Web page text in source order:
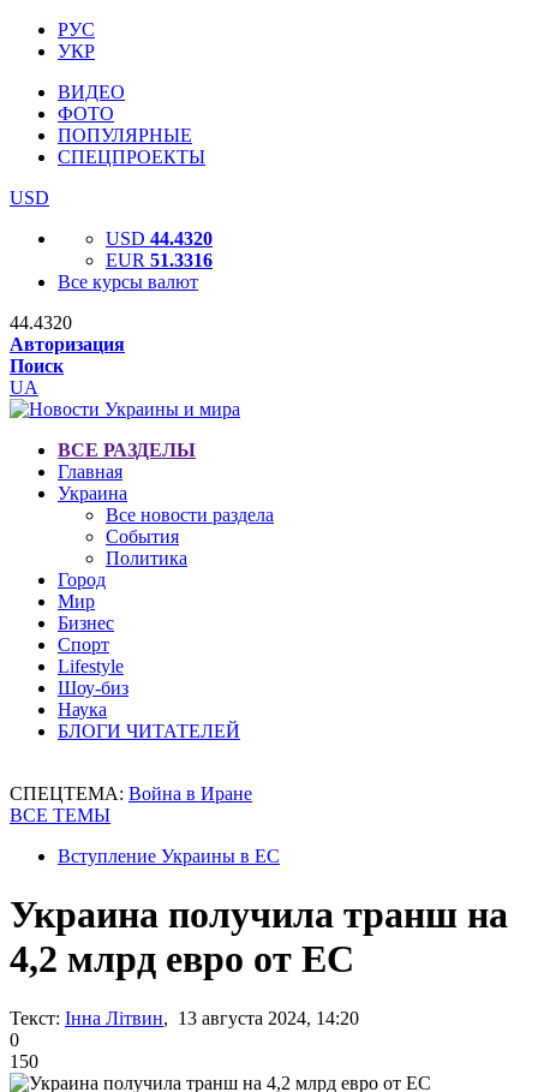
РУС
УКР
ВИДЕО
ФОТО
ПОПУЛЯРНЫЕ
СПЕЦПРОЕКТЫ
USD
USD 44.4320
EUR 51.3316
Все курсы валют
44.4320
Авторизация
Поиск
UA
ВСЕ РАЗДЕЛЫ
Главная
Украина
Все новости раздела
События
Политика
Город
Мир
Бизнес
Спорт
Lifestyle
Шоу-биз
Наука
БЛОГИ ЧИТАТЕЛЕЙ
СПЕЦТЕМА: Война в Иране
ВСЕ ТЕМЫ
Вступление Украины в ЕС
Украина получила транш на
4,2 млрд евро от ЕС
Текст: Інна Літвин, 13 августа 2024, 14:20
0
150